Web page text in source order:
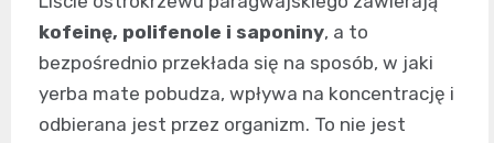
kofeinę, polifenole i saponiny, a to
bezpośrednio przekłada się na sposób, w jaki
yerba mate pobudza, wpływa na koncentrację i
odbierana jest przez organizm. To nie jest